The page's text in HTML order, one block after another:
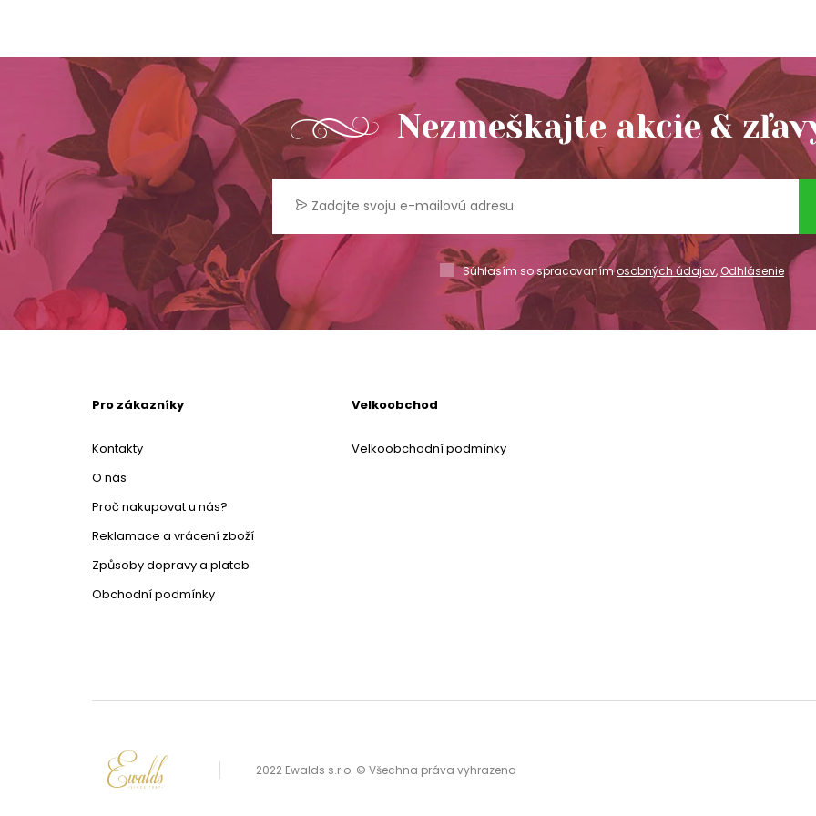
Nezmeškajte akcie &
Súhlasím so spracovanímosobných údajov,Odhlásenie
Pro zákazníky
Kontakty
O nás
Proč nakupovat u nás?
Reklamace a vrácení zboží
Způsoby dopravy a plateb
Obchodní podmínky
Velkoobchod
Velkoobchodní podmínky
2022 Ewalds s.r.o. © Všechna práva vyhrazena